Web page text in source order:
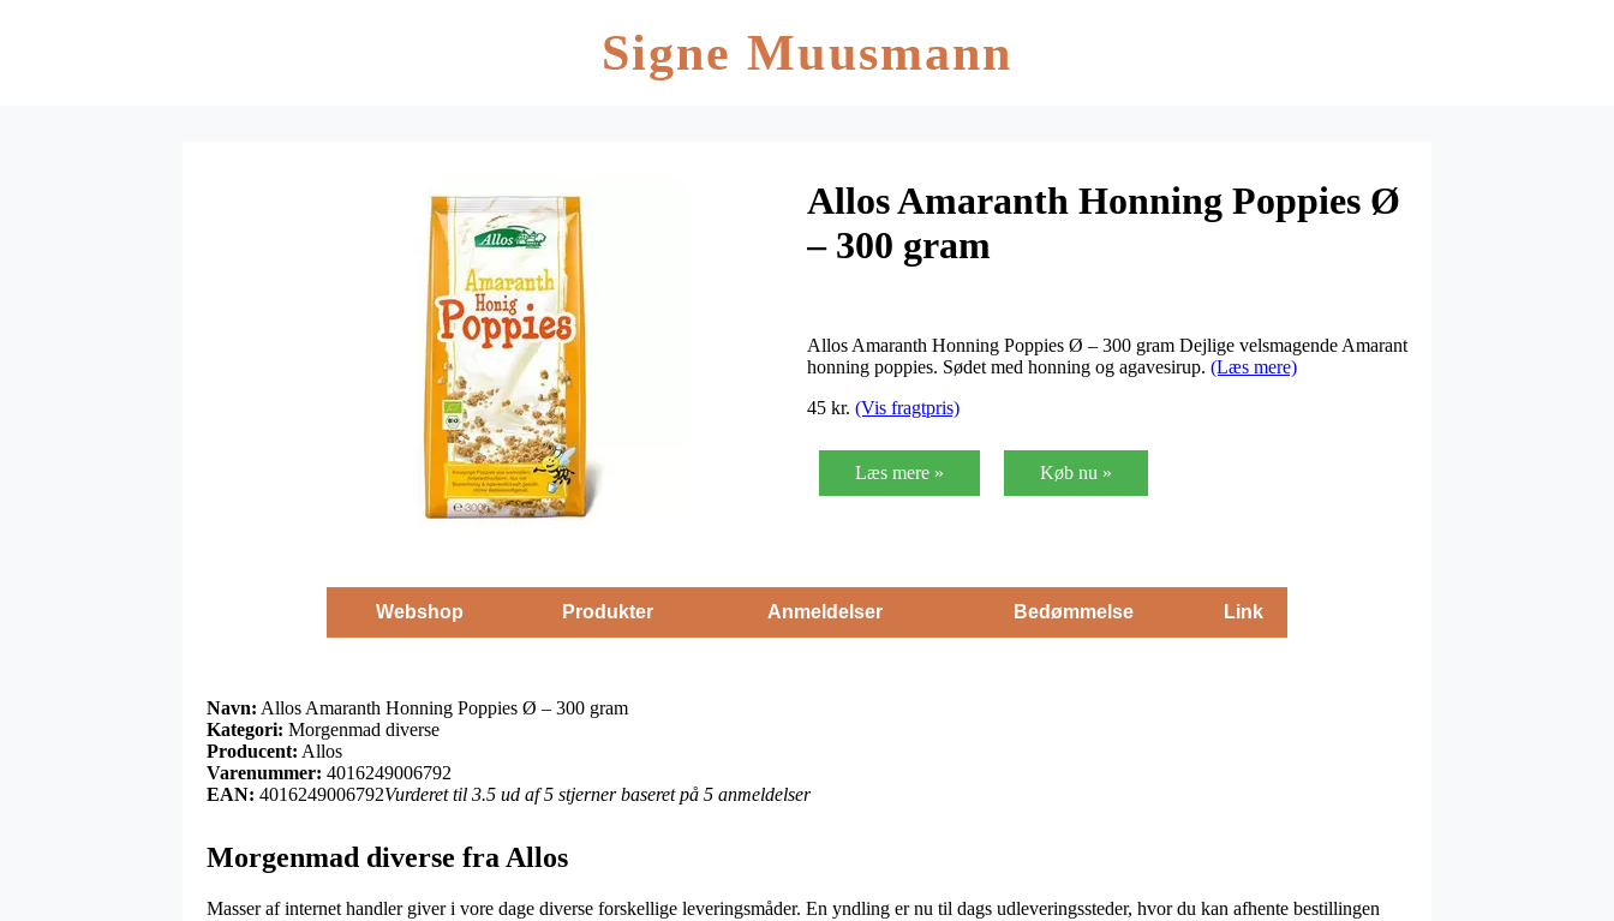
Signe Muusmann
Allos Amaranth Honning Poppies Ø
– 300 gram
Allos Amaranth Honning Poppies Ø – 300 gram Dejlige velsmagende Amarant
honning poppies. Sødet med honning og agavesirup. (Læs mere)
45 kr. (Vis fragtpris)
Læs mere » Køb nu »
Webshop Produkter Anmeldelser Bedømmelse Link
Navn: Allos Amaranth Honning Poppies Ø – 300 gram
Kategori: Morgenmad diverse
Producent: Allos
Varenummer: 4016249006792
EAN: 4016249006792Vurderet til 3.5 ud af 5 stjerner baseret på 5 anmeldelser
Morgenmad diverse fra Allos
Masser af internet handler giver i vore dage diverse forskellige leveringsmåder. En yndling er nu til dags udleveringssteder, hvor du kan afhente bestillingen